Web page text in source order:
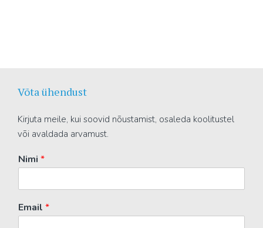
Võta ühendust
Kirjuta meile, kui soovid nõustamist, osaleda koolitustel
või avaldada arvamust.
Nimi *
Email *